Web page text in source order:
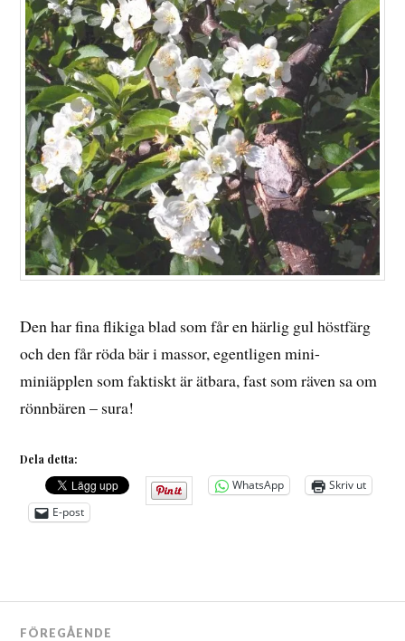
Den har fina flikiga blad som får en härlig gul höstfärg
och den får röda bär i massor, egentligen mini-
miniäpplen som faktiskt är ätbara, fast som räven sa om
rönnbären – sura!
Dela detta:
WhatsApp
Skriv ut
E-post
Inläggsnavigering
FÖREGÅENDE